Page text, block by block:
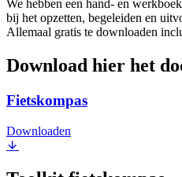
We hebben een hand- en
bij het opzetten, begeleiden en
Allemaal gratis te downloaden
Download hier het
Fietskompas
Downloaden